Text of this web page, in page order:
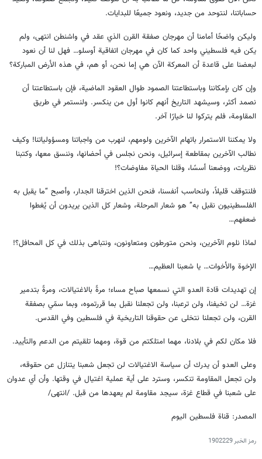
حساباتنا، لنتوحد من جديد، ونعود جميعًا للبدايات.
وليكن واضحًا أمامنا أن مهرجان صفقة القرن الذي عقد في واشنطن انتهى، ولم
يكن فيه فلسطيني واحد كما كان في مهرجان اتفاقية أوسلو… فهل لنا أن نعود
لبعضنا على قاعدة أن المعركة الآن هي إما نحن، أو هم، في هذه الأرض المباركة؟
وإن كان بإمكاننا وباستطاعتنا الصمود طوال العقود الماضية، فإن باستطاعتنا أن
نصمد أكثر، وسيشهد التاريخ أنهم كانوا أول من ينكسر. ولنستمر في طريق
المقاومة، فلم يتركوا لنا خيارًا آخر.
ولا يمكننا الاستمرار باتهام الآخرين ولومهم، لنهرب من واجباتنا ومسؤولياتنا! وكيف
نطالب الآخرين بمقاطعة إسرائيل، ونحن نجلس في أحضانها، وننسق معها، وكتبنا
نظريات، ووضعنا أسسًا، وقلنا الحياة مفاوضات؟!
فلنتوقف قليلاً، ولنحاسب أنفسنا، فنحن الذين اخترقنا الجدار، وأصبح “ما يقبل به
الفلسطينيون نقبل به” هو شعار المرحلة، وشعار كل الذين يريدون أن يُغطوا
ضعفهم…
لماذا نلوم الآخرين، ونحن متورطون ومتعاونون، ونتباهى بذلك في كل المحافل؟!
الإخوة والأخوات… يا شعبنا العظيم…
إن تهديدات قادة العدو التي نسمعها صباح مساء؛ مرةً بالاغتيالات، ومرةً بتدمير
غزة… لن تخيفنا، ولن ترعبنا، ولن تجعلنا نقبل بما قررتموه، وبما سمّي بصفقة
القرن، ولن تجعلنا نتخلى عن حقوقنا التاريخية في فلسطين وفي القدس.
فلا مكان لكم في بلادنا، مهما امتلكتم من قوة، ومهما تلقيتم من الدعم والتأييد.
وعلى العدو أن يدرك أن سياسة الاغتيالات لن تجعل شعبنا يتنازل عن حقوقه،
ولن تجعل المقاومة تنكسر، وسترد على أية عملية اغتيال في وقتها. وأن أي عدوان
على شعبنا في قطاع غزة، سيجد مقاومة لم يعهدها من قبل. /انتهى/
المصدر: قناة فلسطين اليوم
رمز الخبر1902229